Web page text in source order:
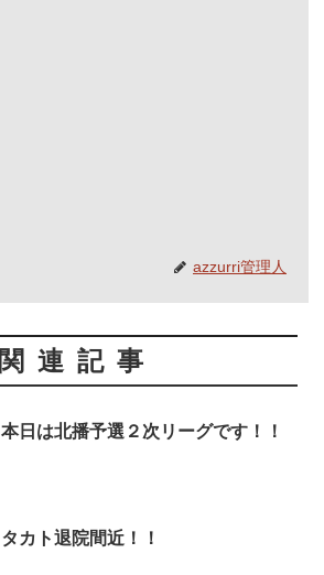
azzurri管理人
関連記事
本日は北播予選２次リーグです！！
タカト退院間近！！